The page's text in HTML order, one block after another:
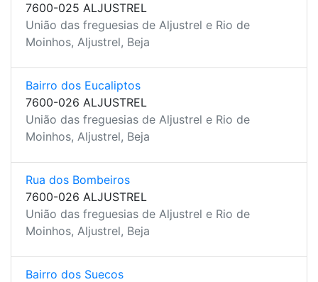
7600-025 ALJUSTREL
União das freguesias de Aljustrel e Rio de
Moinhos, Aljustrel, Beja
Bairro dos Eucaliptos
7600-026 ALJUSTREL
União das freguesias de Aljustrel e Rio de
Moinhos, Aljustrel, Beja
Rua dos Bombeiros
7600-026 ALJUSTREL
União das freguesias de Aljustrel e Rio de
Moinhos, Aljustrel, Beja
Bairro dos Suecos